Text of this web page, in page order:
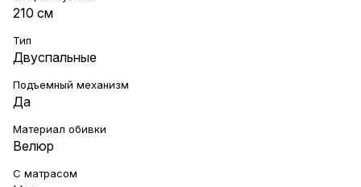
210 см
Тип
Двуспальные
Подъемный механизм
Да
Материал обивки
Велюр
С матрасом